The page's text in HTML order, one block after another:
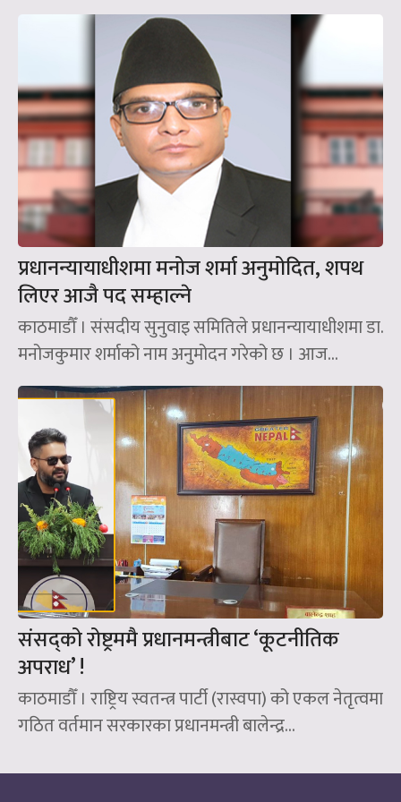
प्रधानन्यायाधीशमा मनोज शर्मा अनुमोदित, शपथ
लिएर आजै पद सम्हाल्ने
काठमाडौँ । संसदीय सुनुवाइ समितिले प्रधानन्यायाधीशमा डा.
मनोजकुमार शर्माको नाम अनुमोदन गरेको छ । आज...
संसद्‌को रोष्ट्रममै प्रधानमन्त्रीबाट ‘कूटनीतिक
अपराध’ !
काठमाडौँ । राष्ट्रिय स्वतन्त्र पार्टी (रास्वपा) को एकल नेतृत्वमा
गठित वर्तमान सरकारका प्रधानमन्त्री बालेन्द्र...